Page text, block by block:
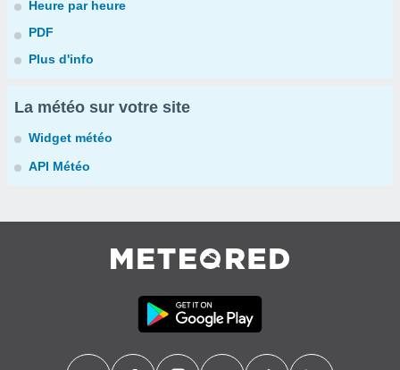
Heure par heure
PDF
Plus d'info
La météo sur votre site
Widget météo
API Météo